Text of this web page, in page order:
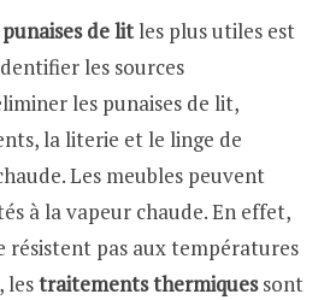
de litles plus utiles est
les sources
les punaises de lit,
la literie et le linge de
Les meubles peuvent
à la vapeur chaude. En effet,
résistent pas aux températures
lestraitements thermiquessont